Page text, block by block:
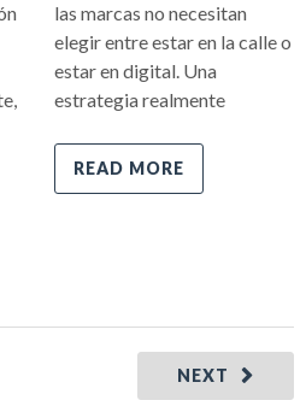
las marcas no necesitan
elegir entre estar en la calle o
estar en digital. Una
estrategia realmente
READ MORE
NEXT